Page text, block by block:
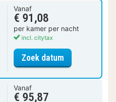
Vanaf
€ 91,08
per kamer per nacht
incl. citytax
Zoek datumvoor Deluxe
Vanaf
€ 95,87